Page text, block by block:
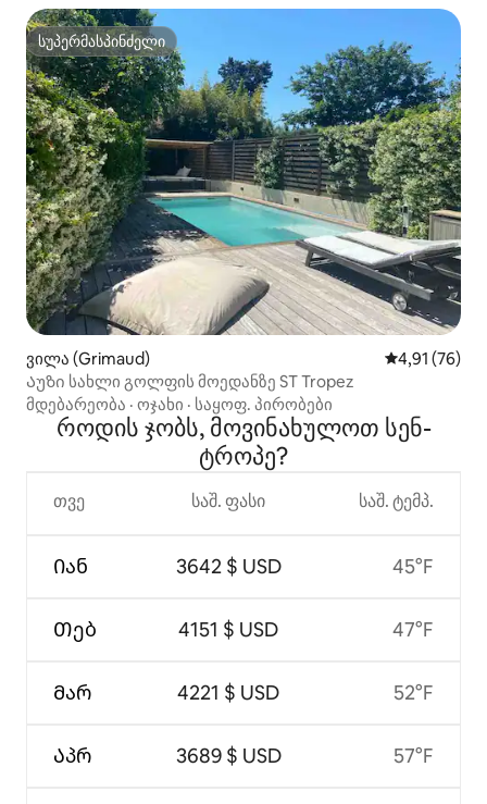
სუპერმასპინძელი
სუპერმასპინძელი
ვილა (Grimaud) საშუალო
4,91 (76)
Აუზი სახლი გოლფის მოედანზე ST Tropez
მდებარეობა · ოჯახი · საყოფ. პირობები
როდის ჯობს, მოვინახულოთ სენ-
ტროპე?
თვე
Იან
Თებ
Მარ
Აპრ
საშ. ფასი
3642 $ USD
4151 $ USD
4221 $ USD
3689 $ USD
საშ. ტემპ.
45°F
47°F
52°F
57°F